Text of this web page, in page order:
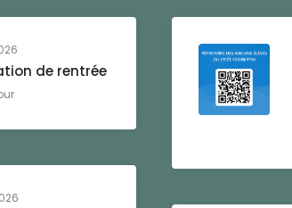
de rentrée